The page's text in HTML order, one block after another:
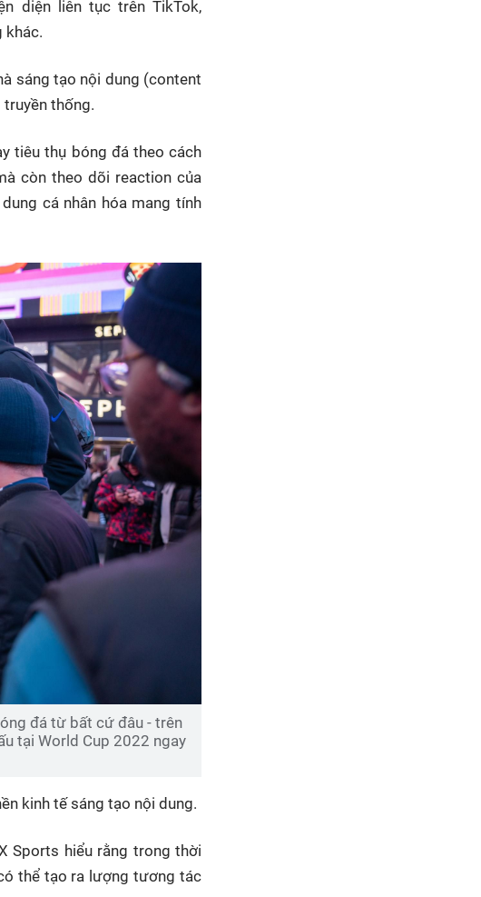
diện liên tục trên TikTok,
khác.
sáng tạo nội dung (content
thống.
tiêu thụ bóng đá theo cách
còn theo dõi reaction của
cá nhân hóa mang tính
đá từ bất cứ đâu - trên
tại World Cup 2022 ngay
kinh tế sáng tạo nội dung.
Sports hiểu rằng trong thời
thể tạo ra lượng tương tác